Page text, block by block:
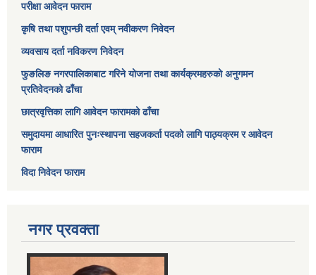
परीक्षा आवेदन फाराम
कृषि तथा पशुपन्छी दर्ता एवम् नवीकरण निवेदन
व्यवसाय दर्ता नविकरण निवेदन
फुङलिङ नगरपालिकाबाट गरिने योजना तथा कार्यक्रमहरुको अनुगमन
प्रतिवेदनको ढाँचा
छात्रवृत्तिका लागि आवेदन फारामको ढाँचा
समुदायमा आधारित पुनःस्थापना सहजकर्ता पदको लागि पाठ्यक्रम र आवेदन
फाराम
विदा निवेदन फाराम
नगर प्रवक्ता